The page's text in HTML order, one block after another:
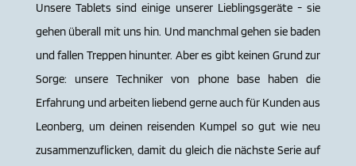
Unsere Tablets sind einige unserer Lieblingsgeräte - sie
gehen überall mit uns hin. Und manchmal gehen sie baden
und fallen Treppen hinunter. Aber es gibt keinen Grund zur
Sorge: unsere Techniker von phone base haben die
Erfahrung und arbeiten liebend gerne auch für Kunden aus
Leon­berg, um deinen reisenden Kumpel so gut wie neu
zusammenzuflicken, damit du gleich die nächste Serie auf